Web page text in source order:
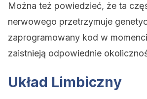
Można też powiedzieć, że ta
nerwowego przetrzymuje
zaprogramowany kod w
zaistnieją odpowiednie
Układ Limbiczny